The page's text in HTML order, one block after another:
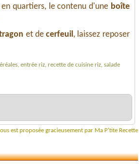
quartiers, le contenu d'une boîte
et decerfeuil, laissez reposer
entrée riz, recette de cuisine riz, salade
est proposée gracieusement par Ma P'tite Recette